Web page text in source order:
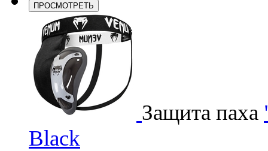
ПРОСМОТРЕТЬ
Защита паха
Black